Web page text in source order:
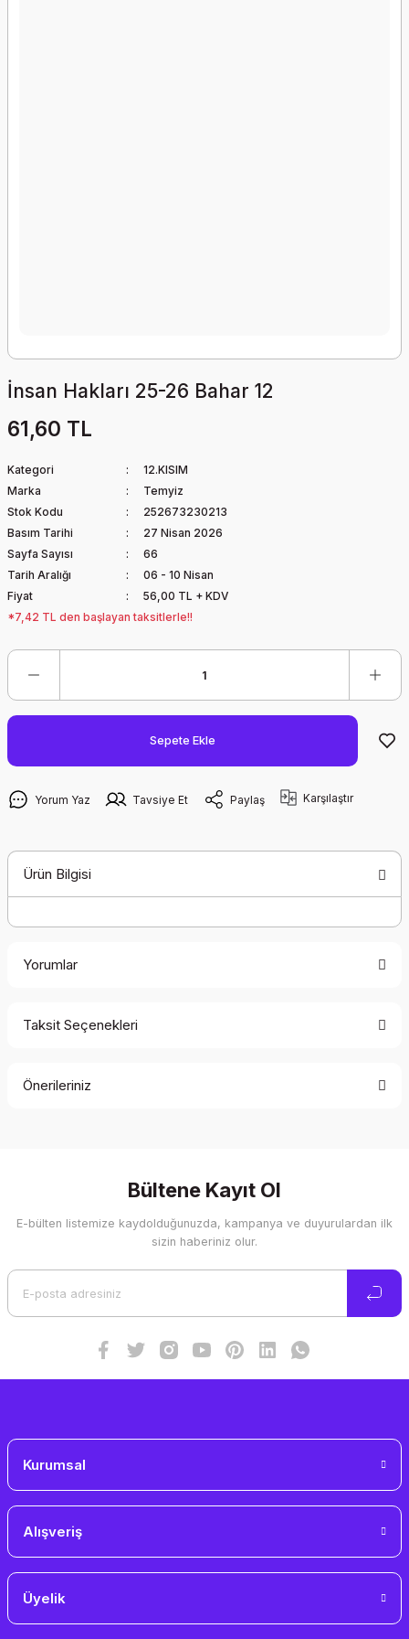
İnsan Hakları 25-26 Bahar 12
61,60 TL
Kategori
12.KISIM
Marka
Temyiz
Stok Kodu
252673230213
Basım Tarihi
27 Nisan 2026
Sayfa Sayısı
66
Tarih Aralığı
06 - 10 Nisan
Fiyat
56,00 TL + KDV
*7,42 TL den başlayan taksitlerle!!
Sepete Ekle
Yorum Yaz Tavsiye Et Paylaş Karşılaştır
Ürün Bilgisi
Yorumlar
Taksit Seçenekleri
Önerileriniz
Görüş ve önerileriniz için teşekkür ederiz.
Ürün resmi kalitesiz, bozuk veya görüntülenemiyor.
Bültene Kayıt Ol
E-bülten listemize kaydolduğunuzda, kampanya ve duyurulardan ilk
sizin haberiniz olur.
Kurumsal
Alışveriş
Üyelik